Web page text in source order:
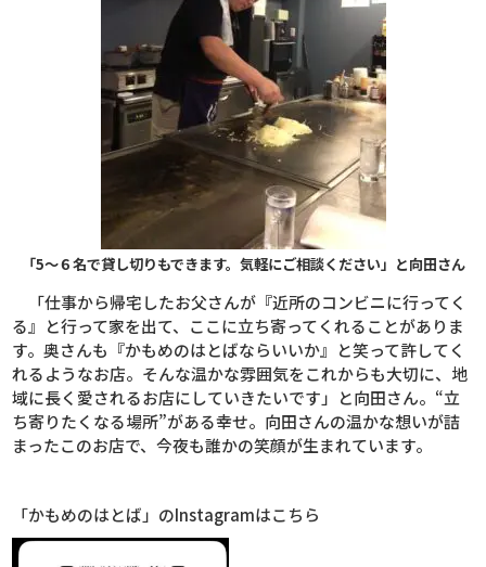
「5～６名で貸し切りもできます。気軽にご相談ください」と向田さん
「仕事から帰宅したお父さんが『近所のコンビニに行ってく
る』と行って家を出て、ここに立ち寄ってくれることがありま
す。奥さんも『かもめのはとばならいいか』と笑って許してく
れるようなお店。そんな温かな雰囲気をこれからも大切に、地
域に長く愛されるお店にしていきたいです」と向田さん。 “立
ち寄りたくなる場所”がある幸せ。向田さんの温かな想いが詰
まったこのお店で、今夜も誰かの笑顔が生まれています。
「かもめのはとば」のInstagramはこちら